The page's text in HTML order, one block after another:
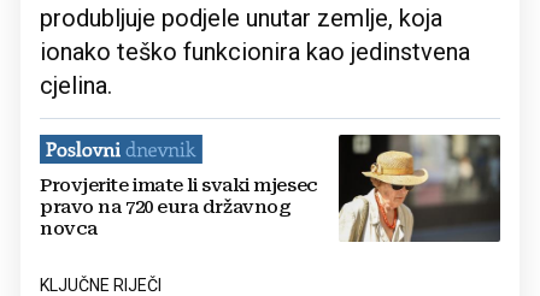
produbljuje podjele unutar zemlje, koja
ionako teško funkcionira kao jedinstvena
cjelina.
Provjerite imate li svaki mjesec
pravo na 720 eura državnog
novca
KLJUČNE RIJEČI